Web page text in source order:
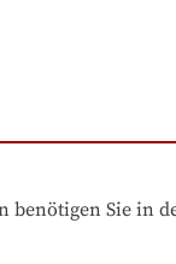
benötigen Sie in